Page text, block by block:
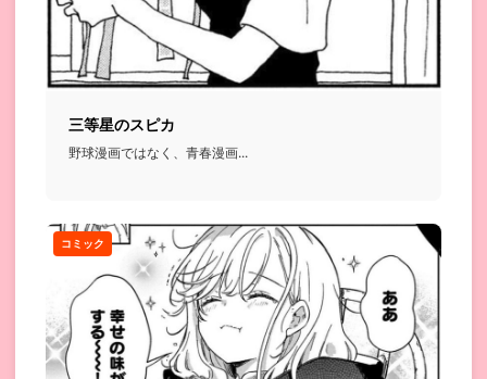
三等星のスピカ
野球漫画ではなく、青春漫画...
コミック